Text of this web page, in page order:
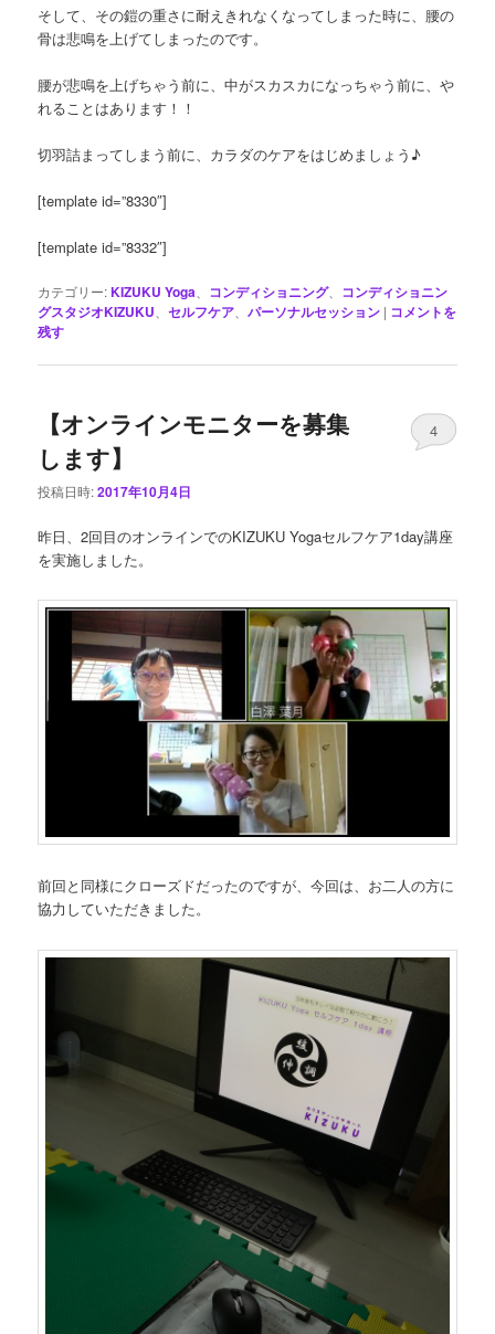
そして、その鎧の重さに耐えきれなくなってしまった時に、腰の
骨は悲鳴を上げてしまったのです。
腰が悲鳴を上げちゃう前に、中がスカスカになっちゃう前に、や
れることはあります！！
切羽詰まってしまう前に、カラダのケアをはじめましょう♪
[template id=”8330″]
[template id=”8332″]
カテゴリー:KIZUKU Yoga コンディショニング、 コンディショニン
グスタジオKIZUKU 、セルフケア 、パーソナルセッション | コメントを
残す
【オンラインモニターを募集
します】
投稿日時:2017年10月4日
4
昨日、2回目のオンラインでのKIZUKU Yogaセルフケア1day講座
を実施しました。
前回と同様にクローズドだったのですが、今回は、お二人の方に
協力していただきました。